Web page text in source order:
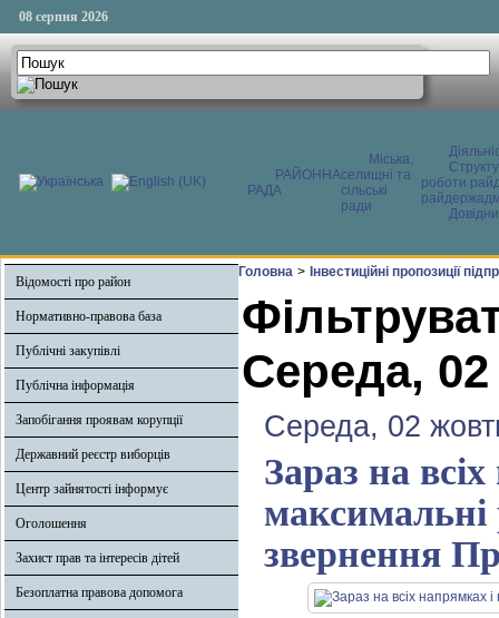
08 серпня 2026
РАЙОННА
РАДА
Міська,
селищні та
сільські
ради
роботи
Відомості про район
Нормативно-правова база
Публічні закупівлі
Публічна інформація
Запобігання проявам корупції
Державний реєстр виборців
Центр зайнятості інформує
Оголошення
Захист прав та інтересів дітей
Безоплатна правова допомога
Головна > Інвестиційні пропозиції
Середа,
Середа, 02
Зараз на
максимальні
звернення